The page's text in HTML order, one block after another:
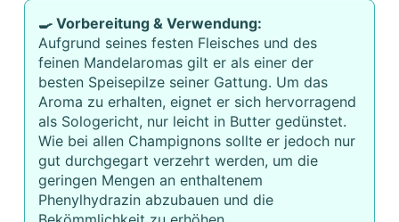
🍳 Vorbereitung & Verwendung:
Aufgrund seines festen Fleisches und des
feinen Mandelaromas gilt er als einer der
besten Speisepilze seiner Gattung. Um das
Aroma zu erhalten, eignet er sich hervorragend
als Sologericht, nur leicht in Butter gedünstet.
Wie bei allen Champignons sollte er jedoch nur
gut durchgegart verzehrt werden, um die
geringen Mengen an enthaltenem
Phenylhydrazin abzubauen und die